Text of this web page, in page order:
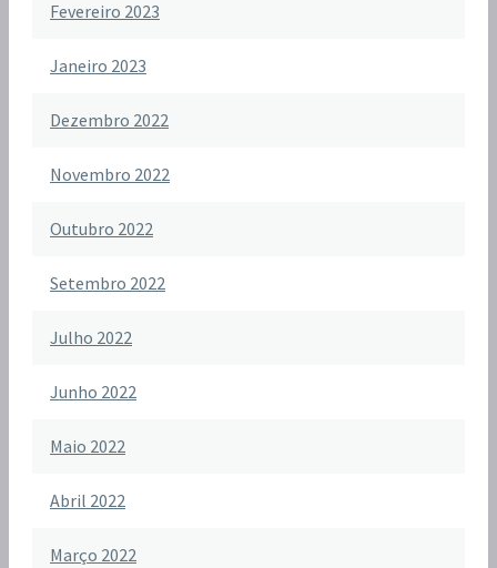
Fevereiro 2023
Janeiro 2023
Dezembro 2022
Novembro 2022
Outubro 2022
Setembro 2022
Julho 2022
Junho 2022
Maio 2022
Abril 2022
Março 2022